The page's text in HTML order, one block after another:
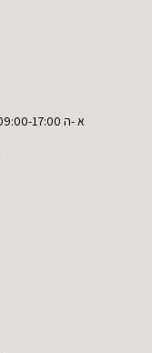
א -ה 09:00-17:00 שישי 09:00-13:00